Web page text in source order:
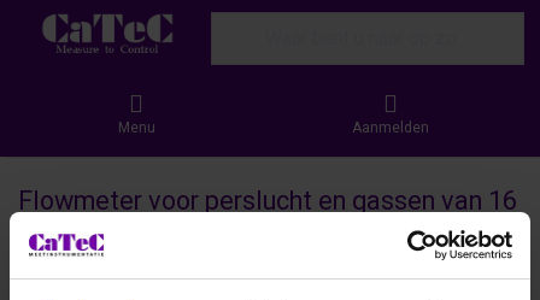
Menu Aanmelden
Flowmeter voor perslucht en gassen van 16
bar t/m 40 bar